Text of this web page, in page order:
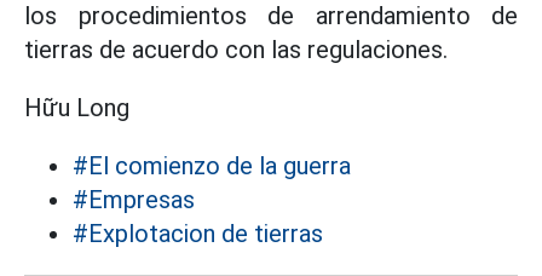
los procedimientos de arrendamiento de
tierras de acuerdo con las regulaciones.
Hữu Long
#El comienzo de la guerra
#Empresas
#Explotacion de tierras